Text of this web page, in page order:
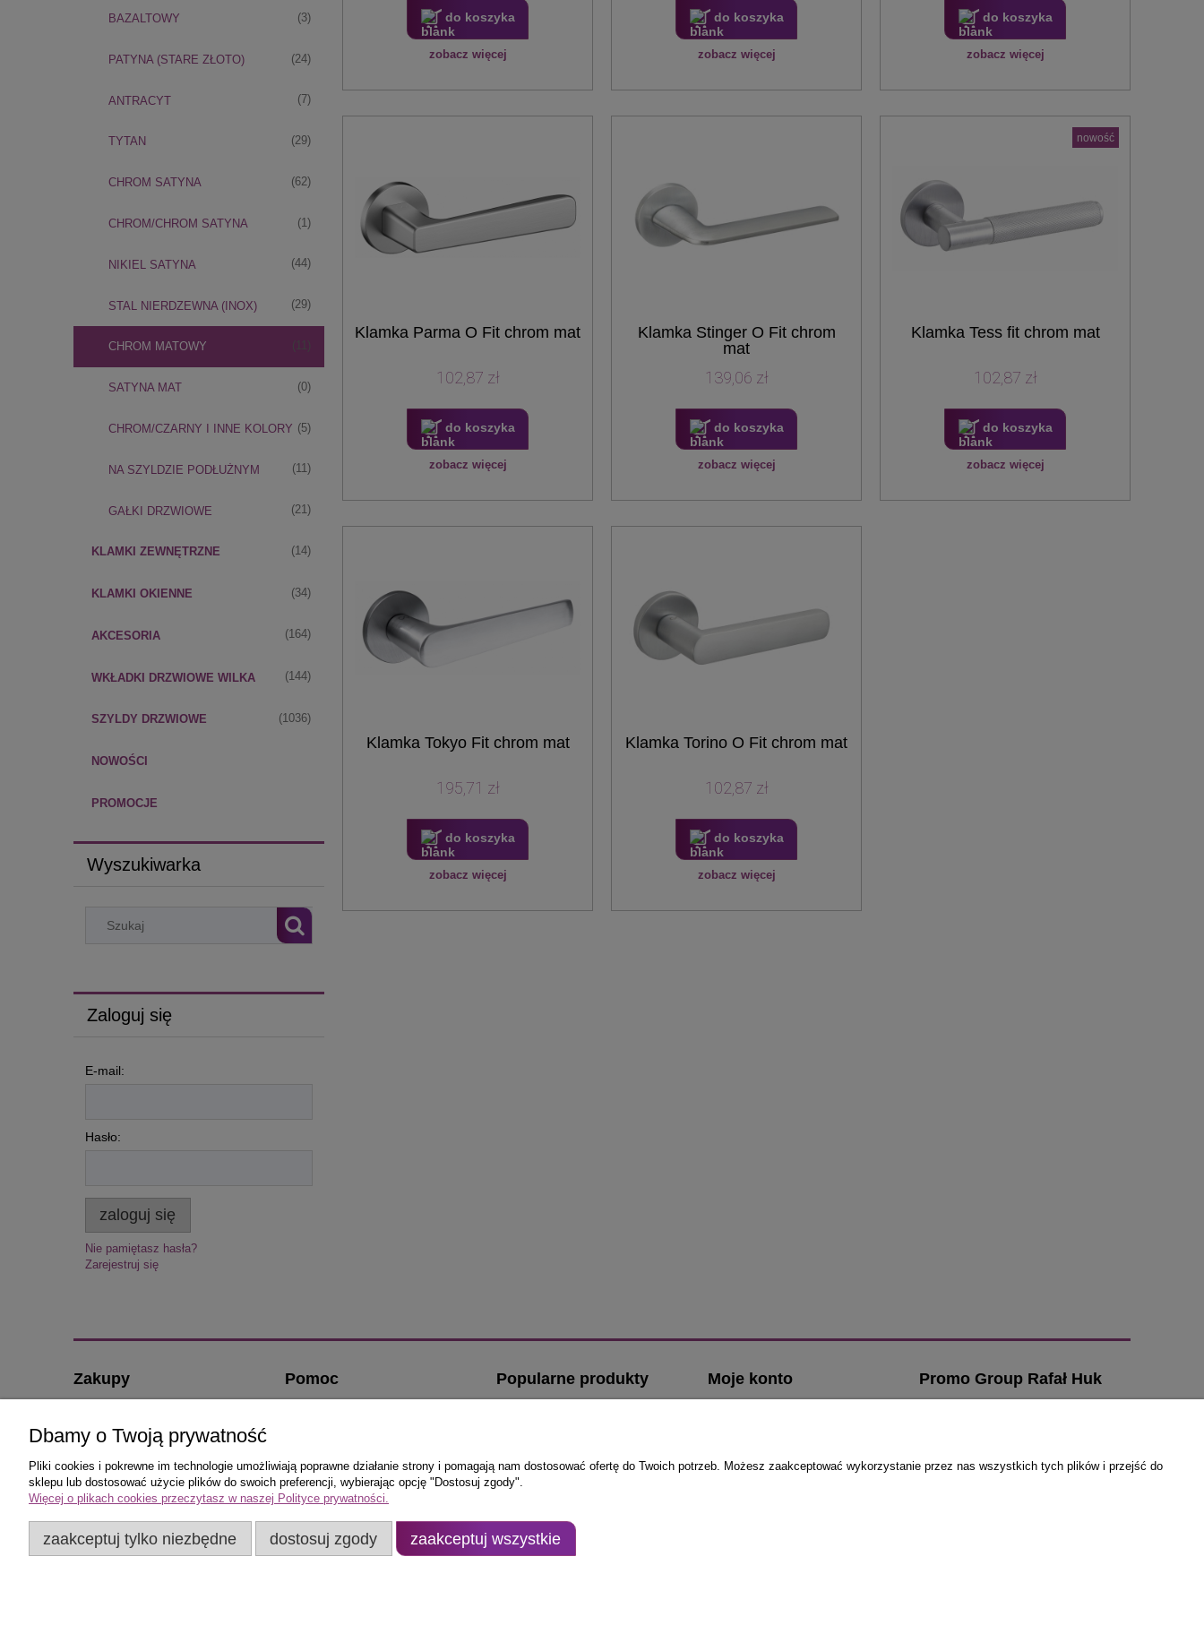
BAZALTOWY (3)
PATYNA (STARE ZŁOTO) (24)
ANTRACYT (7)
TYTAN (29)
CHROM SATYNA (62)
CHROM/CHROM SATYNA (1)
NIKIEL SATYNA (44)
STAL NIERDZEWNA (INOX) (29)
CHROM MATOWY (11)
SATYNA MAT (0)
CHROM/CZARNY I INNE KOLORY (5)
NA SZYLDZIE PODŁUŻNYM (11)
GAŁKI DRZWIOWE (21)
KLAMKI ZEWNĘTRZNE (14)
KLAMKI OKIENNE (34)
AKCESORIA (164)
WKŁADKI DRZWIOWE WILKA (144)
SZYLDY DRZWIOWE (1036)
NOWOŚCI
PROMOCJE
Wyszukiwarka
Zaloguj się
E-mail:
Hasło:
zaloguj się
Nie pamiętasz hasła?
Zarejestruj się
do koszyka
zobacz więcej
do koszyka
zobacz więcej
do koszyka
zobacz więcej
Klamka Parma O Fit chrom mat
102,87 zł
do koszyka
zobacz więcej
Klamka Stinger O Fit chrom
mat
139,06 zł
do koszyka
zobacz więcej
Klamka Tess fit chrom mat
102,87 zł
do koszyka
zobacz więcej
nowość
Klamka Tokyo Fit chrom mat
195,71 zł
do koszyka
zobacz więcej
Klamka Torino O Fit chrom mat
102,87 zł
do koszyka
zobacz więcej
Zakupy
Formy płatności
Koszt dostawy
Reklamacje i zwroty
Pomoc
Jak kupować?
Częste pytania
Polityka prywatności
Regulamin sklepu Klamki-
Drzwiowe.com
Popularne produkty
Klamki ze stali nierdzewnej
Klamki do drzwi zewnętrznych
zewnętrznych
Moje konto
Przechowalnia
Promo Group Rafał Huk
zamowienia@klamki-
drzwiowe.com
Dbamy o Twoją prywatność
Pliki cookies i pokrewne im technologie umożliwiają poprawne działanie strony i pomagają nam dostosować ofertę do Twoich potrzeb. Możesz zaakceptować wykorzystanie przez nas wszystkich tych plików i przejść do
sklepu lub dostosować użycie plików do swoich preferencji, wybierając opcję "Dostosuj zgody".
Więcej o plikach cookies przeczytasz w naszej Polityce prywatności.
zaakceptuj tylko niezbędne dostosuj zgody zaakceptuj wszystkie